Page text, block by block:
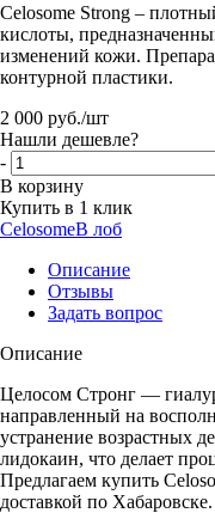
Celosome Strong –
кислоты,
изменений кожи.
контурной пластики.
2 000 руб./шт
Нашли дешевле?
-
В корзину
Купить в 1 клик
CelosomeВ лоб
Описание
Отзывы
Задать вопрос
Описание
Целосом Стронг —
направленный на
устранение возрастных
лидокаин, что делает
Предлагаем купить
доставкой по Хабаровске.